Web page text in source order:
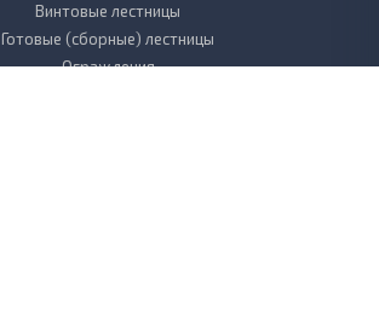
Винтовые лестницы
Готовые (сборные) лестницы
Ограждения